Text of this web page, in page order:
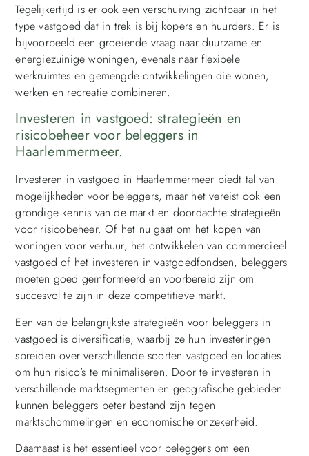
Tegelijkertijd is er ook een verschuiving zichtbaar in het
type vastgoed dat in trek is bij kopers en huurders. Er is
bijvoorbeeld een groeiende vraag naar duurzame en
energiezuinige woningen, evenals naar flexibele
werkruimtes en gemengde ontwikkelingen die wonen,
werken en recreatie combineren.
Investeren in vastgoed: strategieën en
risicobeheer voor beleggers in
Haarlemmermeer.
Investeren in vastgoed in Haarlemmermeer biedt tal van
mogelijkheden voor beleggers, maar het vereist ook een
grondige kennis van de markt en doordachte strategieën
voor risicobeheer. Of het nu gaat om het kopen van
woningen voor verhuur, het ontwikkelen van commercieel
vastgoed of het investeren in vastgoedfondsen, beleggers
moeten goed geïnformeerd en voorbereid zijn om
succesvol te zijn in deze competitieve markt.
Een van de belangrijkste strategieën voor beleggers in
vastgoed is diversificatie, waarbij ze hun investeringen
spreiden over verschillende soorten vastgoed en locaties
om hun risico’s te minimaliseren. Door te investeren in
verschillende marktsegmenten en geografische gebieden
kunnen beleggers beter bestand zijn tegen
marktschommelingen en economische onzekerheid.
Daarnaast is het essentieel voor beleggers om een